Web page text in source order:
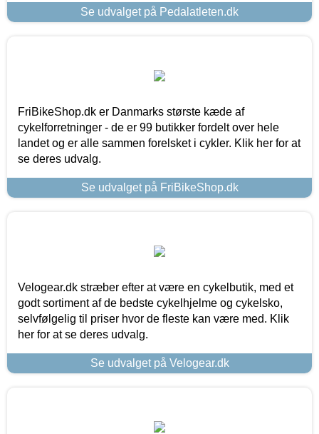
Se udvalget på Pedalatleten.dk
FriBikeShop.dk er Danmarks største kæde af
cykelforretninger - de er 99 butikker fordelt over hele
landet og er alle sammen forelsket i cykler. Klik her for at
se deres udvalg.
Se udvalget på FriBikeShop.dk
Velogear.dk stræber efter at være en cykelbutik, med et
godt sortiment af de bedste cykelhjelme og cykelsko,
selvfølgelig til priser hvor de fleste kan være med. Klik
her for at se deres udvalg.
Se udvalget på Velogear.dk